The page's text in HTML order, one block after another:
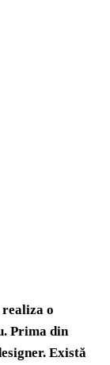
o
Prima din
Există